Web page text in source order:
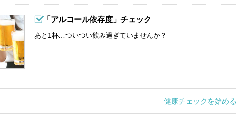
「アルコール依存度」チェック
あと1杯…ついつい飲み過ぎていませんか？
健康チェックを始める